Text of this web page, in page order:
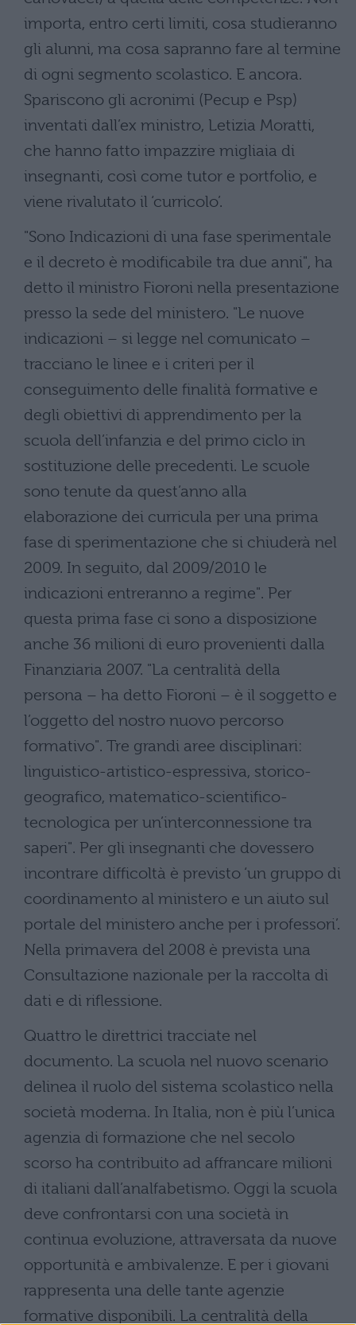
importa, entro certi limiti, cosa studieranno
gli alunni, ma cosa sapranno fare al termine
di ogni segmento scolastico. E ancora.
Spariscono gli acronimi (Pecup e Psp)
inventati dall’ex ministro, Letizia Moratti,
che hanno fatto impazzire migliaia di
insegnanti, così come tutor e portfolio, e
viene rivalutato il ‘curricolo’.
"Sono Indicazioni di una fase sperimentale
e il decreto è modificabile tra due anni", ha
detto il ministro Fioroni nella presentazione
presso la sede del ministero. "Le nuove
indicazioni – si legge nel comunicato –
tracciano le linee e i criteri per il
conseguimento delle finalità formative e
degli obiettivi di apprendimento per la
scuola dell’infanzia e del primo ciclo in
sostituzione delle precedenti. Le scuole
sono tenute da quest’anno alla
elaborazione dei curricula per una prima
fase di sperimentazione che si chiuderà nel
2009. In seguito, dal 2009/2010 le
indicazioni entreranno a regime". Per
questa prima fase ci sono a disposizione
anche 36 milioni di euro provenienti dalla
Finanziaria 2007. "La centralità della
persona – ha detto Fioroni – è il soggetto e
l’oggetto del nostro nuovo percorso
formativo". Tre grandi aree disciplinari:
linguistico-artistico-espressiva, storico-
geografico, matematico-scientifico-
tecnologica per un’interconnessione tra
saperi". Per gli insegnanti che dovessero
incontrare difficoltà è previsto ‘un gruppo di
coordinamento al ministero e un aiuto sul
portale del ministero anche per i professori’.
Nella primavera del 2008 è prevista una
Consultazione nazionale per la raccolta di
dati e di riflessione.
Quattro le direttrici tracciate nel
documento. La scuola nel nuovo scenario
delinea il ruolo del sistema scolastico nella
società moderna. In Italia, non è più l’unica
agenzia di formazione che nel secolo
scorso ha contribuito ad affrancare milioni
di italiani dall’analfabetismo. Oggi la scuola
deve confrontarsi con una società in
continua evoluzione, attraversata da nuove
opportunità e ambivalenze. E per i giovani
rappresenta una delle tante agenzie
formative disponibili. La centralità della